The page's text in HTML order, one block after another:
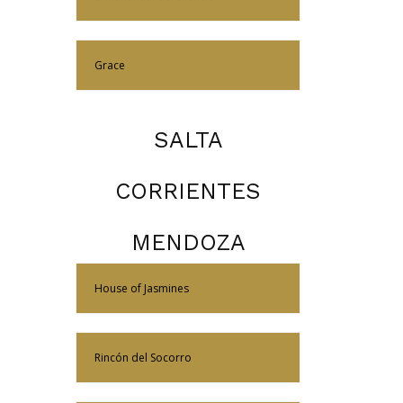
Grace
SALTA
CORRIENTES
MENDOZA
Más Información
House of Jasmines
Más Información
Rincón del Socorro